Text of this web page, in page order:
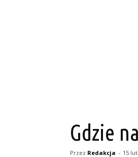
Gdzie
Przez Redakcja - 15